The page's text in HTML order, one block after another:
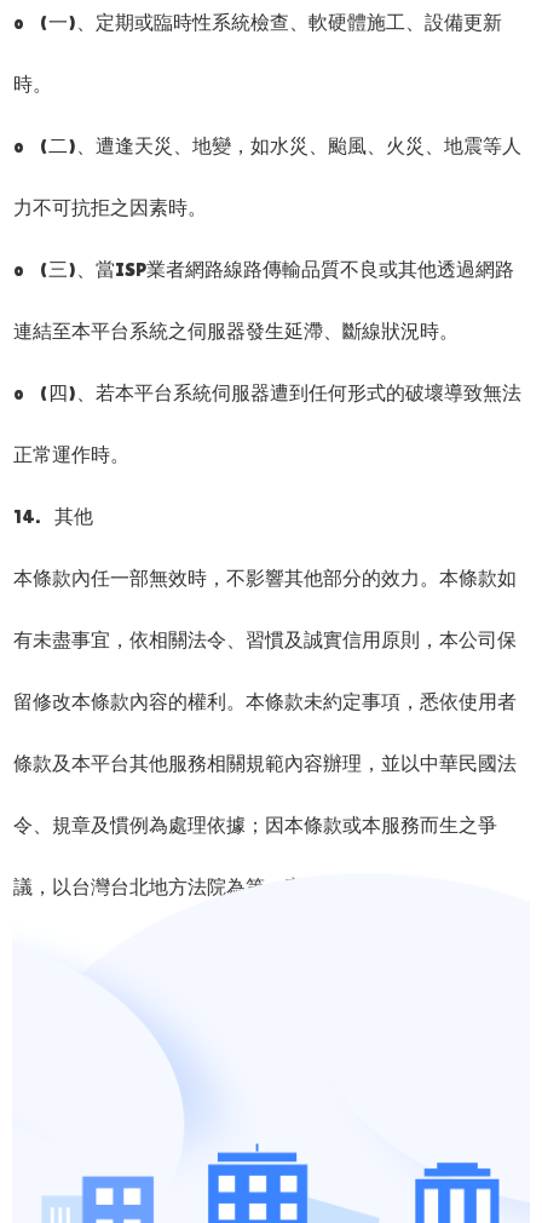
o (一)、定期或臨時性系統檢查、軟硬體施工、設備更新
時。
o (二)、遭逢天災、地變，如水災、颱風、火災、地震等人
力不可抗拒之因素時。
o (三)、當ISP業者網路線路傳輸品質不良或其他透過網路
連結至本平台系統之伺服器發生延滯、斷線狀況時。
o (四)、若本平台系統伺服器遭到任何形式的破壞導致無法
正常運作時。
14. 其他
本條款內任一部無效時，不影響其他部分的效力。本條款如
有未盡事宜，依相關法令、習慣及誠實信用原則，本公司保
留修改本條款內容的權利。本條款未約定事項，悉依使用者
條款及本平台其他服務相關規範內容辦理，並以中華民國法
令、規章及慣例為處理依據；因本條款或本服務而生之爭
議，以台灣台北地方法院為第一審管轄法院。